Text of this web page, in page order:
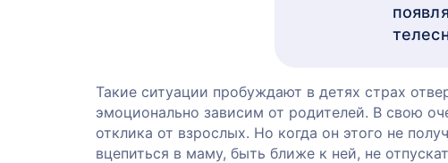
Такие ситуации пробуждают в детях страх
эмоционально зависим от родителей. В свою
отклика от взрослых. Но когда он этого не
вцепиться в маму, быть ближе к ней, не